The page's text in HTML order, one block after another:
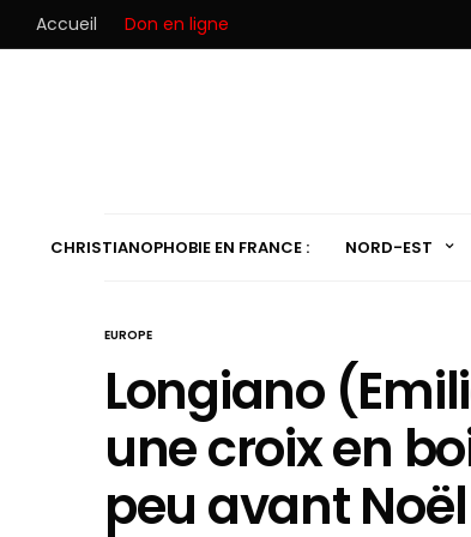
Accueil Don en ligne
CHRISTIANOPHOBIE EN FRANCE : NORD-EST
EUROPE
Longiano
une croix en
peu avant Noël